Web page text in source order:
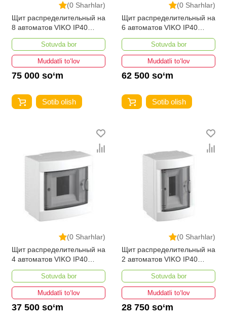
(0 Sharhlar)
Щит распределительный на
8 автоматов VIKO IP40
наружный
Sotuvda bor
Muddatli to‘lov
75 000 so‘m
Sotib olish
(0 Sharhlar)
Щит распределительный на
6 автоматов VIKO IP40
наружный
Sotuvda bor
Muddatli to‘lov
62 500 so‘m
Sotib olish
(0 Sharhlar)
Щит распределительный на
4 автоматов VIKO IP40
наружный
Sotuvda bor
Muddatli to‘lov
37 500 so‘m
(0 Sharhlar)
Щит распределительный на
2 автоматов VIKO IP40
наружный
Sotuvda bor
Muddatli to‘lov
28 750 so‘m